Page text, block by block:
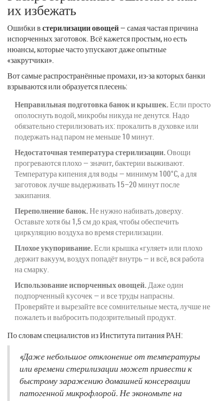
их избежать
Ошибки встерилизации овощей— самая частая причина
испорченных заготовок. Всё кажется простым, но есть
нюансы, которые часто упускают даже опытные
«закрутчики».
Вот самые распространённые промахи, из-за которых банки
взрываются или образуется плесень:
Неправильная подготовка банок и крышек.Если просто
ополоснуть водой, микробы никуда не денутся. Надо
обязательно стерилизовать их: прокалить в духовке или
подержать над паром не меньше 10 минут.
Недостаточная температура стерилизации.Овощи
прогреваются плохо — значит, бактерии выживают.
Температура кипения для воды — минимум 100°C, а для
заготовок лучше выдерживать 15–20 минут после
закипания.
Переполнение банок.Не нужно набивать доверху.
Оставьте хотя бы 1,5 см до края, чтобы обеспечить
циркуляцию воздуха во время стерилизации.
Плохое укупоривание.Если крышка «гуляет» или плохо
держит вакуум, воздух попадёт внутрь — и всё, вся работа
на смарку.
Использование испорченных овощей.Даже один
подпорченный кусочек — и все труды напрасны.
Проверяйте и вырезайте все сомнительные места, лучше не
пожалеть и выбросить подозрительный продукт.
По словам специалистов из Института питания РАН:
«Даже небольшое отклонение от температуры
или времени стерилизации может привести к
быстрому заражению домашней консервации
патогенной микрофлорой. Не экономьте на